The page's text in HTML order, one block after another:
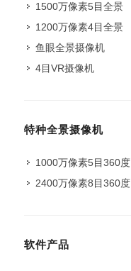
1500万像素5目全景
1200万像素4目全景
鱼眼全景摄像机
4目VR摄像机
特种全景摄像机
1000万像素5目360度
2400万像素8目360度
软件产品